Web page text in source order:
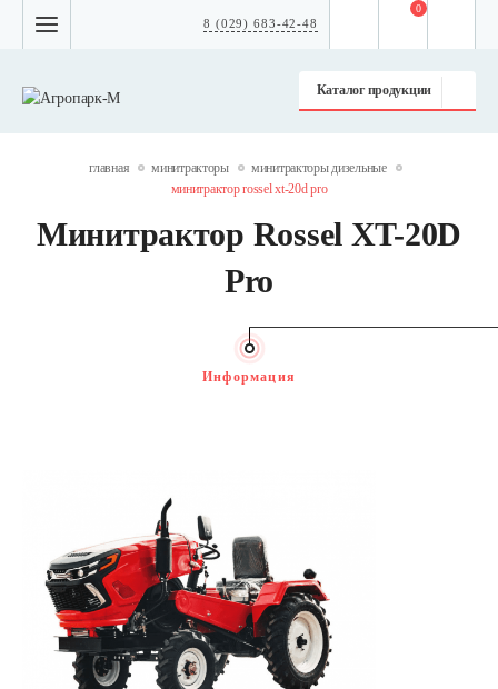
8 (029) 683-42-48
Каталог продукции
0
главная минитракторы
минитракторы дизельные
минитрактор rossel xt-20d pro
Минитрактор Rossel XT-20D
Pro
Информация